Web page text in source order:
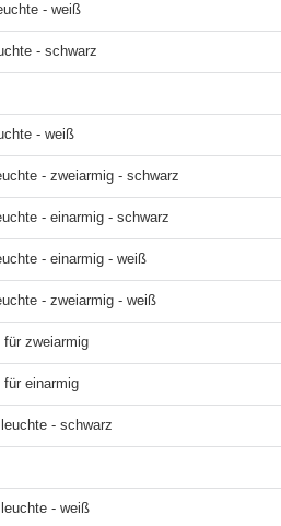
- weiß
- schwarz
- weiß
- zweiarmig - schwarz
- einarmig - schwarz
- einarmig - weiß
- zweiarmig - weiß
für zweiarmig
für einarmig
- schwarz
- weiß